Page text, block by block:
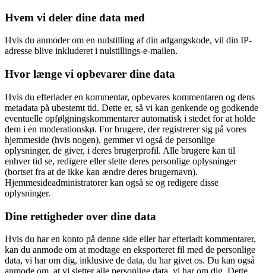
Hvem vi deler dine data med
Hvis du anmoder om en nulstilling af din adgangskode, vil din IP-
adresse blive inkluderet i nulstillings-e-mailen.
Hvor længe vi opbevarer dine data
Hvis du efterlader en kommentar, opbevares kommentaren og dens
metadata på ubestemt tid. Dette er, så vi kan genkende og godkende
eventuelle opfølgningskommentarer automatisk i stedet for at holde
dem i en moderationskø. For brugere, der registrerer sig på vores
hjemmeside (hvis nogen), gemmer vi også de personlige
oplysninger, de giver, i deres brugerprofil. Alle brugere kan til
enhver tid se, redigere eller slette deres personlige oplysninger
(bortset fra at de ikke kan ændre deres brugernavn).
Hjemmesideadministratorer kan også se og redigere disse
oplysninger.
Dine rettigheder over dine data
Hvis du har en konto på denne side eller har efterladt kommentarer,
kan du anmode om at modtage en eksporteret fil med de personlige
data, vi har om dig, inklusive de data, du har givet os. Du kan også